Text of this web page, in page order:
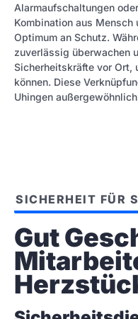
Alarmaufschaltungen
Kombination aus
Optimum an Schutz.
zuverlässig überwachen
Sicherheitskräfte vor Ort,
können. Diese
Uhingen
SICHERHEIT FÜR
Gut